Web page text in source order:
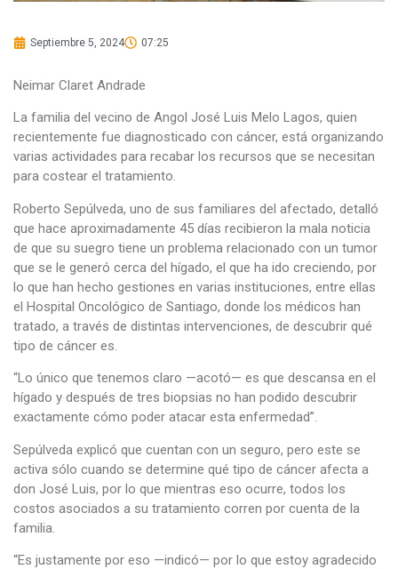
Septiembre 5, 2024 07:25
Neimar Claret Andrade
La familia del vecino de Angol José Luis Melo Lagos, quien
recientemente fue diagnosticado con cáncer, está organizando
varias actividades para recabar los recursos que se necesitan
para costear el tratamiento.
Roberto Sepúlveda, uno de sus familiares del afectado, detalló
que hace aproximadamente 45 días recibieron la mala noticia
de que su suegro tiene un problema relacionado con un tumor
que se le generó cerca del hígado, el que ha ido creciendo, por
lo que han hecho gestiones en varias instituciones, entre ellas
el Hospital Oncológico de Santiago, donde los médicos han
tratado, a través de distintas intervenciones, de descubrir qué
tipo de cáncer es.
“Lo único que tenemos claro —acotó— es que descansa en el
hígado y después de tres biopsias no han podido descubrir
exactamente cómo poder atacar esta enfermedad”.
Sepúlveda explicó que cuentan con un seguro, pero este se
activa sólo cuando se determine qué tipo de cáncer afecta a
don José Luis, por lo que mientras eso ocurre, todos los
costos asociados a su tratamiento corren por cuenta de la
familia.
“Es justamente por eso —indicó— por lo que estoy agradecido